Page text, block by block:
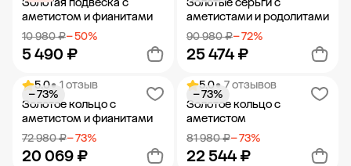
Золотая подвеска с
аметистом и фианитами
10 980 ₽− 50%
5 490 ₽
Добавить в корзину
Золотые серьги с
аметистами и родолитами
90 980 ₽− 72%
25 474 ₽
Добавить в корзину
5.0• 1 отзыв
Золотое кольцо с
аметистом и фианитами
72 980 ₽− 73%
20 069 ₽
− 73%
5.0• 7 отзывов
Золотое кольцо с
аметистом
81 980 ₽− 73%
22 544 ₽
− 73%